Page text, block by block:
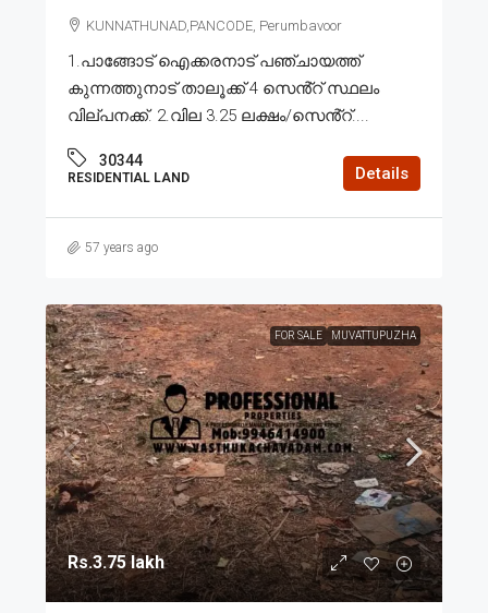
KUNNATHUNAD,PANCODE, Perumbavoor
1.പാങ്ങോട് ഐക്കരനാട് പഞ്ചായത്ത്
കുന്നത്തുനാട് താലൂക്ക് 4 സെൻ്റ് സ്ഥലം
വില്പനക്ക്. 2.വില 3.25 ലക്ഷം/സെൻ്റ്....
30344
RESIDENTIAL LAND Details
57 years ago
FOR SALE MUVATTUPUZHA
Rs.3.75 lakh